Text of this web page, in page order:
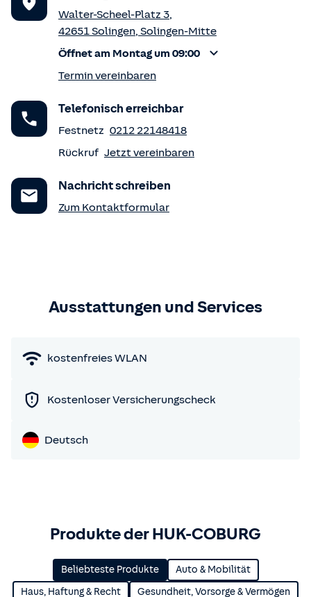
Walter-Scheel-Platz 3,
42651Solingen, Solingen-Mitte
Öffnet am Montag um 09:00
Termin vereinbaren
Telefonisch erreichbar
Festnetz 0212 22148418
Rückruf Jetzt vereinbaren
Nachricht schreiben
Zum Kontaktformular
Ausstattungen und Services
kostenfreies WLAN
Kostenloser Versicherungscheck
Deutsch
Produkte der HUK-COBURG
Beliebteste Produkte Auto & Mobilität
Haus, Haftung & Recht Gesundheit, Vorsorge & Vermögen